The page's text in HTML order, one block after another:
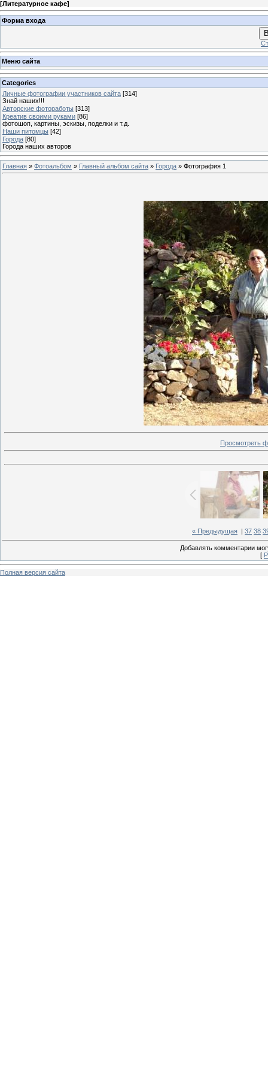
[Литературное кафе]
Форма входа
Меню сайта
Categories
Личные фотографии участников сайта [314]
Знай наших!!!
Авторские фотоработы [313]
Креатив своими руками [86]
фотошоп, картины, эскизы, поделки и т.д.
Наши питомцы [42]
Города [80]
Города наших авторов
Главная » Фотоальбом » Главный альбом сайта » Города » Фотография 1
Просмотреть
« Предыдущая 37 38
Добавлять комментарии
[
Полная версия сайта